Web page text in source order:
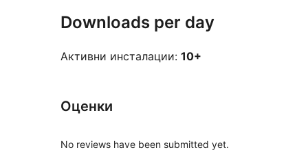
Downloads per day
Активни инсталации: 10+
Оценки
No reviews have been submitted yet.